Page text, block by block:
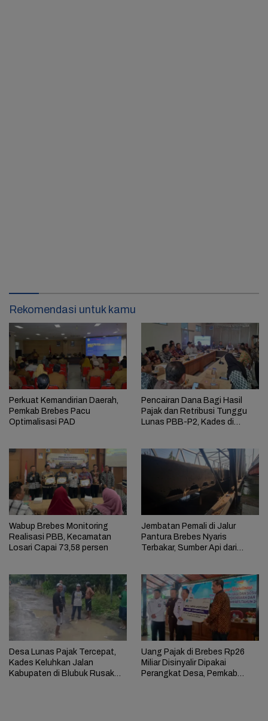
Rekomendasi untuk kamu
Perkuat Kemandirian Daerah,
Pemkab Brebes Pacu
Optimalisasi PAD
Pencairan Dana Bagi Hasil
Pajak dan Retribusi Tunggu
Lunas PBB-P2, Kades di
Wabup Brebes Monitoring
Realisasi PBB, Kecamatan
Losari Capai 73,58 persen
Jembatan Pemali di Jalur
Pantura Brebes Nyaris
Terbakar, Sumber Api dari
Desa Lunas Pajak Tercepat,
Kades Keluhkan Jalan
Kabupaten di Blubuk Rusak
Uang Pajak di Brebes Rp26
Miliar Disinyalir Dipakai
Perangkat Desa, Pemkab